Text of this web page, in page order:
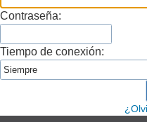
Contraseña:
Tiempo de conexión: